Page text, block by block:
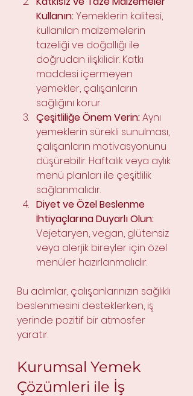
Kullanın: Yemeklerin kalitesi,
kullanılan malzemelerin
tazeliği ve doğallığı ile
doğrudan ilişkilidir. Katkı
maddesi içermeyen
yemekler, çalışanların
sağlığını korur.
Çeşitliliğe Önem Verin: Aynı
yemeklerin sürekli sunulması,
çalışanların motivasyonunu
düşürebilir. Haftalık veya aylık
menü planları ile çeşitlilik
sağlanmalıdır.
Diyet ve Özel Beslenme
İhtiyaçlarına Duyarlı Olun:
Vejetaryen, vegan, glütensiz
veya alerjik bireyler için özel
menüler hazırlanmalıdır.
Bu adımlar, çalışanlarınızın sağlıklı
beslenmesini desteklerken, iş
yerinde pozitif bir atmosfer
yaratır.
Kurumsal Yemek
Çözümleri ile İş